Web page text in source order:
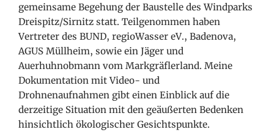
gemeinsame Begehung der Baustelle des Windparks
Dreispitz/Sirnitz statt. Teilgenommen haben
Vertreter des BUND, regioWasser eV., Badenova,
AGUS Müllheim, sowie ein Jäger und
Auerhuhnobmann vom Markgräflerland. Meine
Dokumentation mit Video- und
Drohnenaufnahmen gibt einen Einblick auf die
derzeitige Situation mit den geäußerten Bedenken
hinsichtlich ökologischer Gesichtspunkte.